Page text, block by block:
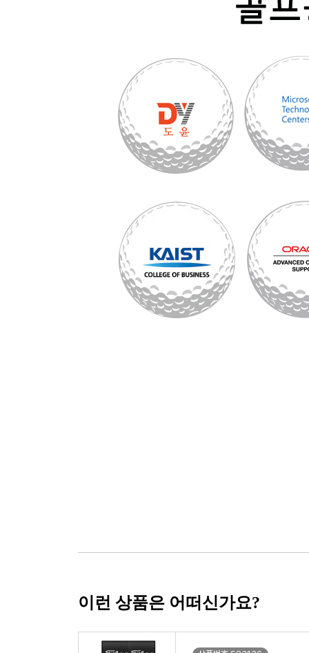
이런 상품은 어떠신가요?